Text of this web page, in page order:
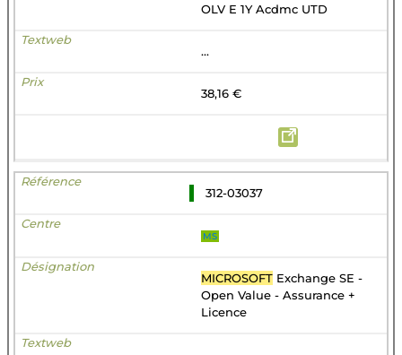
OLV E 1Y Acdmc UTD
...
38,16 €
312-03037
MS
MICROSOFT Exchange SE -
Open Value - Assurance +
Licence